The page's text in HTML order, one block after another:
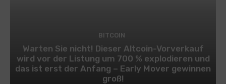
BITCOIN
Warten Sie nicht! Dieser Altcoin-Vorverkauf
wird vor der Listung um 700 % explodieren und
das ist erst der Anfang – Early Mover gewinnen
groß!